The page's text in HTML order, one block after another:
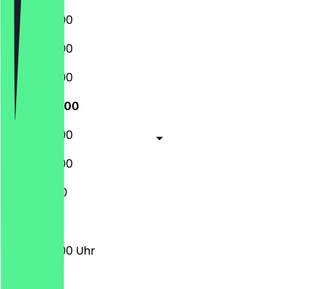
09:30 - 18:00
09:30 - 18:00
09:30 - 18:00
09:30 - 18:00
09:30 - 18:00
09:30 - 18:00
11:00 - 17:00
09:30 - 18:00 Uhr